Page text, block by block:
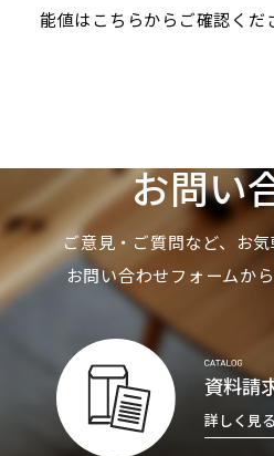
能値はこちらからご確認くだ
お問い
ご意見・ご質問など、お気
お問い合わせフォームか
資料請
詳しく見る